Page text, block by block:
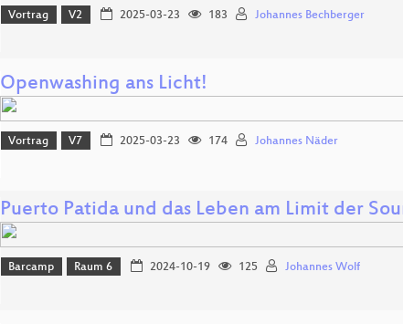
Vortrag V2 2025-03-23 183 Johannes Bechberger
Openwashing ans Licht!
Vortrag V7 2025-03-23 174 Johannes Näder
Puerto Patida und das Leben am Limit der
Barcamp Raum 6 2024-10-19 125 Johannes Wolf